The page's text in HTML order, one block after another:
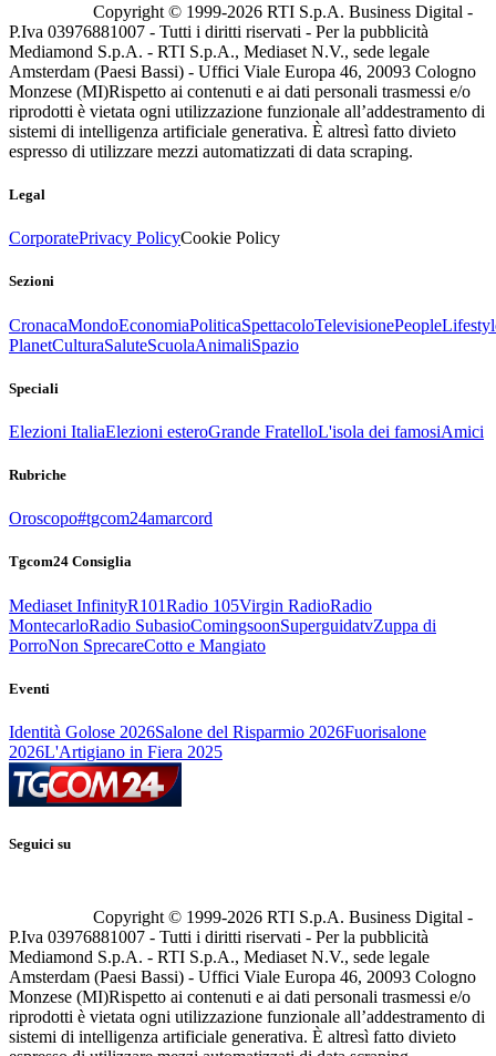
Copyright © 1999-2026 RTI S.p.A. Business Digital -
P.Iva 03976881007 - Tutti i diritti riservati - Per la pubblicità
Mediamond S.p.A. - RTI S.p.A., Mediaset N.V., sede legale
Amsterdam (Paesi Bassi) - Uffici Viale Europa 46, 20093 Cologno
Monzese (MI)Rispetto ai contenuti e ai dati personali trasmessi e/o
riprodotti è vietata ogni utilizzazione funzionale all’addestramento di
sistemi di intelligenza artificiale generativa. È altresì fatto divieto
espresso di utilizzare mezzi automatizzati di data scraping.
Legal
CorporatePrivacy PolicyCookie Policy
Sezioni
CronacaMondoEconomiaPoliticaSpettacoloTelevisionePeople
PlanetCulturaSaluteScuolaAnimaliSpazio
Speciali
Elezioni ItaliaElezioni esteroGrande FratelloL'isola dei famosiAmici
Rubriche
Oroscopo#tgcom24amarcord
Tgcom24 Consiglia
Mediaset InfinityR101Radio 105Virgin RadioRadio
MontecarloRadio SubasioComingsoonSuperguidatvZuppa di
PorroNon SprecareCotto e Mangiato
Eventi
Identità Golose 2026Salone del Risparmio 2026Fuorisalone
2026L'Artigiano in Fiera 2025
Seguici su
Copyright © 1999-2026 RTI S.p.A. Business Digital -
P.Iva 03976881007 - Tutti i diritti riservati - Per la pubblicità
Mediamond S.p.A. - RTI S.p.A., Mediaset N.V., sede legale
Amsterdam (Paesi Bassi) - Uffici Viale Europa 46, 20093 Cologno
Monzese (MI)Rispetto ai contenuti e ai dati personali trasmessi e/o
riprodotti è vietata ogni utilizzazione funzionale all’addestramento di
sistemi di intelligenza artificiale generativa. È altresì fatto divieto